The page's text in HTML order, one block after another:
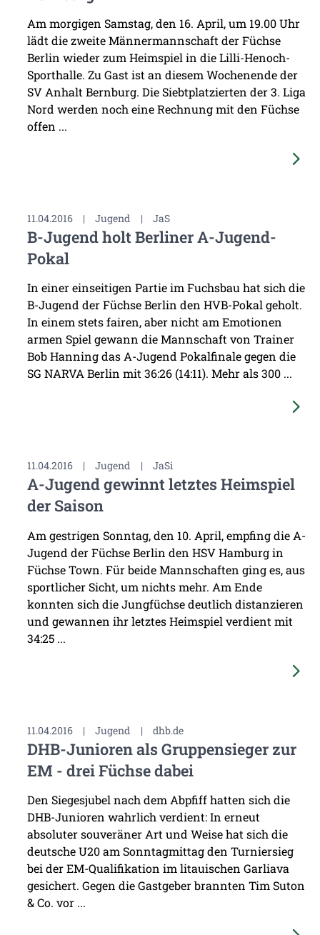
Am morgigen Samstag, den 16. April, um 19.00 Uhr
lädt die zweite Männermannschaft der Füchse
Berlin wieder zum Heimspiel in die Lilli-Henoch-
Sporthalle. Zu Gast ist an diesem Wochenende der
SV Anhalt Bernburg. Die Siebtplatzierten der 3. Liga
Nord werden noch eine Rechnung mit den Füchse
offen ...
11.04.2016 | Jugend | JaS
B-Jugend holt Berliner A-Jugend-
Pokal
In einer einseitigen Partie im Fuchsbau hat sich die
B-Jugend der Füchse Berlin den HVB-Pokal geholt.
In einem stets fairen, aber nicht am Emotionen
armen Spiel gewann die Mannschaft von Trainer
Bob Hanning das A-Jugend Pokalfinale gegen die
SG NARVA Berlin mit 36:26 (14:11). Mehr als 300 ...
11.04.2016 | Jugend | JaSi
A-Jugend gewinnt letztes Heimspiel
der Saison
Am gestrigen Sonntag, den 10. April, empfing die A-
Jugend der Füchse Berlin den HSV Hamburg in
Füchse Town. Für beide Mannschaften ging es, aus
sportlicher Sicht, um nichts mehr. Am Ende
konnten sich die Jungfüchse deutlich distanzieren
und gewannen ihr letztes Heimspiel verdient mit
34:25 ...
11.04.2016 | Jugend | dhb.de
DHB-Junioren als Gruppensieger zur
EM - drei Füchse dabei
Den Siegesjubel nach dem Abpfiff hatten sich die
DHB-Junioren wahrlich verdient: In erneut
absoluter souveräner Art und Weise hat sich die
deutsche U20 am Sonntagmittag den Turniersieg
bei der EM-Qualifikation im litauischen Garliava
gesichert. Gegen die Gastgeber brannten Tim Suton
& Co. vor ...